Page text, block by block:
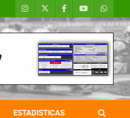
ESTADISTICAS